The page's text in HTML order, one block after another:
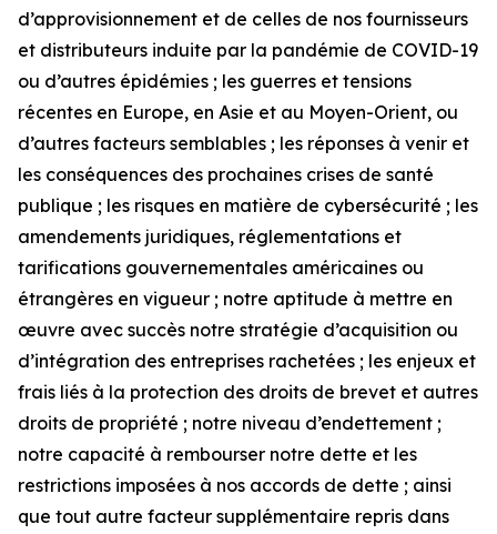
d’approvisionnement et de celles de nos fournisseurs
et distributeurs induite par la pandémie de COVID-19
ou d’autres épidémies ; les guerres et tensions
récentes en Europe, en Asie et au Moyen-Orient, ou
d’autres facteurs semblables ; les réponses à venir et
les conséquences des prochaines crises de santé
publique ; les risques en matière de cybersécurité ; les
amendements juridiques, réglementations et
tarifications gouvernementales américaines ou
étrangères en vigueur ; notre aptitude à mettre en
œuvre avec succès notre stratégie d’acquisition ou
d’intégration des entreprises rachetées ; les enjeux et
frais liés à la protection des droits de brevet et autres
droits de propriété ; notre niveau d’endettement ;
notre capacité à rembourser notre dette et les
restrictions imposées à nos accords de dette ; ainsi
que tout autre facteur supplémentaire repris dans